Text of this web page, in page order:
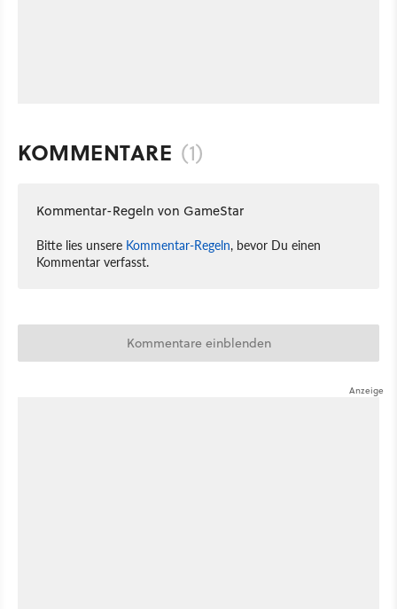
KOMMENTARE (1)
Kommentar-Regeln von GameStar
Bitte lies unsere Kommentar-Regeln, bevor Du einen
Kommentar verfasst.
Kommentare einblenden